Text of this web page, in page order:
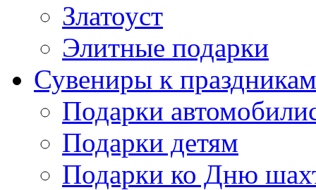
Златоуст
Элитные подарки
Сувениры к праздникам
Подарки
Подарки детям
Подарки ко Дню